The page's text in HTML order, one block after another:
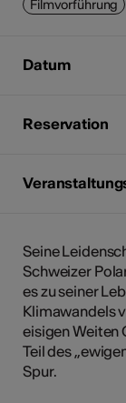
Filmvorführung
Datum
Reservation
Seine
Schweizer
es zu seiner
Klimawandels
eisigen Weiten
Teil des
Spur.